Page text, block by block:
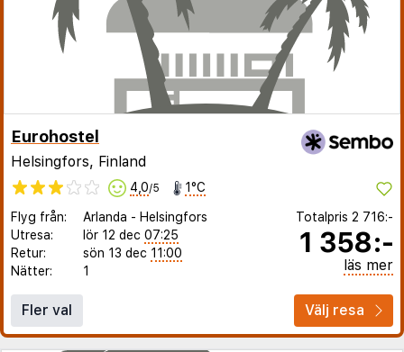
Eurohostel
Helsingfors, Finland
4,0/5 1°C
Flyg från: Arlanda - Helsingfors
Utresa:
lör 12 dec 07:25
Retur:
sön 13 dec 11:00
Nätter:
1
Totalpris 2 716:-
1 358:-
läs mer
Fler val Välj resa